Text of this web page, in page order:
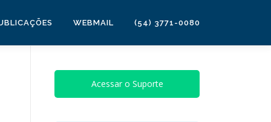
WEBMAIL (54) 3771-0080
Acessar o Suporte